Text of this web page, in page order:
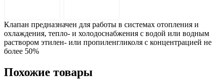
Клапан предназначен для работы в системах отопления и
охлаждения, тепло- и холодоснабжения с водой или водным
раствором этилен- или пропиленгликоля с концентрацией не
более 50%
Похожие товары